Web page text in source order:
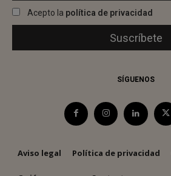
Acepto la política de privacidad
SÍGUENOS
Aviso legal Política de privacidad